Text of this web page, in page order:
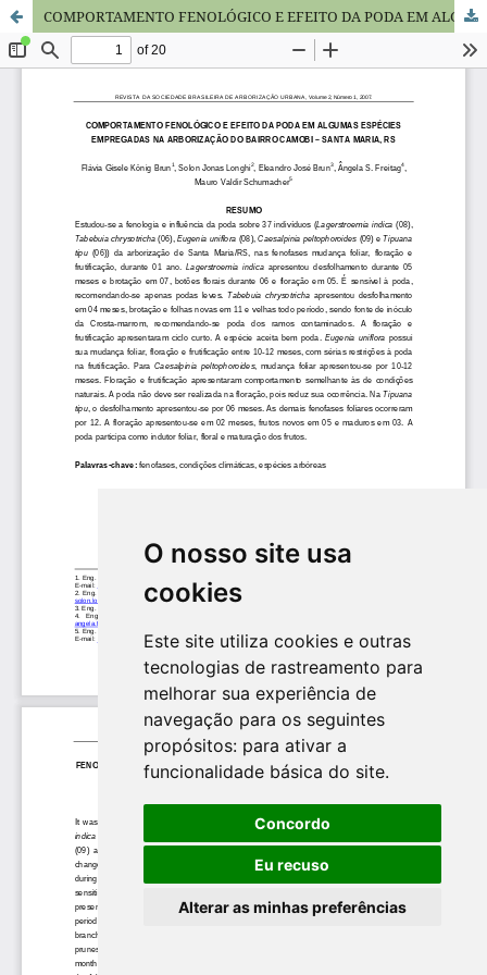
O nosso site usa
cookies
Este site utiliza cookies e outras
tecnologias de rastreamento para
melhorar sua experiência de
navegação para os seguintes
propósitos: para ativar a
funcionalidade básica do site.
Concordo
Eu recuso
Alterar as minhas preferências
COMPORTAMENTO FENOLÓGICO E EFEITO DA PODA EM ALGUMAS ESPÉCIES EMPREGADAS NA ARBORIZAÇÃO DO BAIRRO CAMOBI – SANTA MARIA, RS